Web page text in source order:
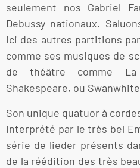
seulement nos Gabriel
Debussy nationaux.
ici des autres partitions
comme ses musiques de
de théâtre comme
Shakespeare, ou
Son unique quatuor à
interprété par le très bel
série de lieder présents
de la réédition des très